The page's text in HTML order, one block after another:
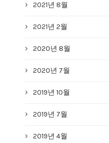
2021년 8월
2021년 2월
2020년 8월
2020년 7월
2019년 10월
2019년 7월
2019년 4월